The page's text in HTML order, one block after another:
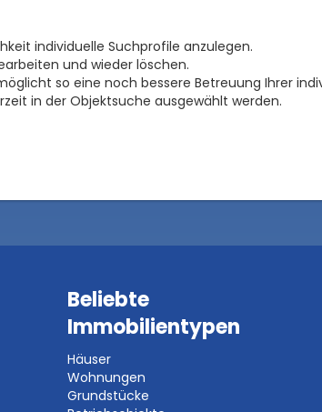
individuelle Suchprofile anzulegen.
und wieder löschen.
so eine noch bessere Betreuung Ihrer
in der Objektsuche ausgewählt werden.
Beliebte
Immobilientypen
Häuser
Wohnungen
Grundstücke